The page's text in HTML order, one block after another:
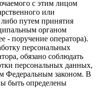
с этим лицом
или
путем принятия
органом
- поручение оператора).
персональных
обязано соблюдать
персональных данных,
Федеральным законом. В
быть определены